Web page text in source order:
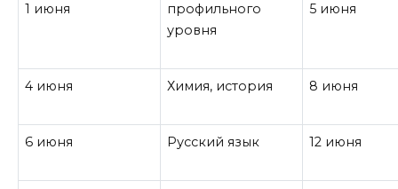
1 июня
профильного
уровня
5 июня
4 июня Химия, история 8 июня
6 июня Русский язык 12 июня